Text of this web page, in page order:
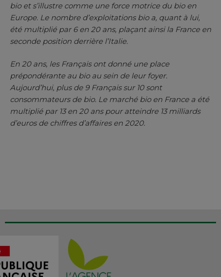
bio et s’illustre comme une force motrice du bio en
Europe. Le nombre d’exploitations bio a, quant à lui,
été multiplié par 6 en 20 ans, plaçant ainsi la France en
seconde position derrière l’Italie.
En 20 ans, les Français ont donné une place
prépondérante au bio au sein de leur foyer.
Aujourd’hui, plus de 9 Français sur 10 sont
consommateurs de bio. Le marché bio en France a été
multiplié par 13 en 20 ans pour atteindre 13 milliards
d’euros de chiffres d’affaires en 2020.